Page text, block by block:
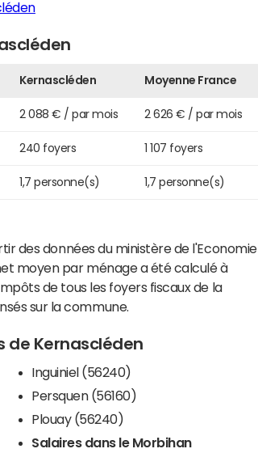
Kernascléden Moyenne France
2 088 € / par mois 2 626 € / par mois
240 foyers 1 107 foyers
1,7 personne(s) 1,7 personne(s)
des données du ministère de l'Economie
moyen par ménage a été calculé à
de tous les foyers fiscaux de la
sur la commune.
de Kernascléden
Inguiniel (56240)
Persquen (56160)
Plouay (56240)
Salaires dans le Morbihan